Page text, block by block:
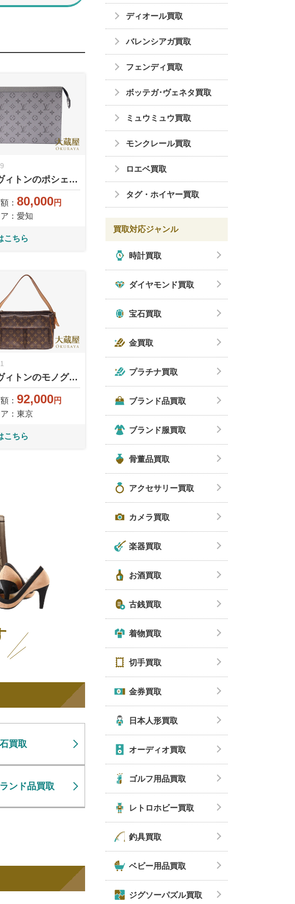
ィトンのポシェ…
： 80,000円
：愛知
こちら
ィトンのモノグ…
： 92,000円
：東京
こちら
買取
ンド品買取
ディオール買取
バレンシアガ買取
フェンディ買取
ボッテガ･ヴェネタ買取
ミュウミュウ買取
モンクレール買取
ロエベ買取
タグ・ホイヤー買取
買取対応ジャンル
時計買取
ダイヤモンド買取
宝石買取
金買取
プラチナ買取
ブランド品買取
ブランド服買取
骨董品買取
アクセサリー買取
カメラ買取
楽器買取
お酒買取
古銭買取
着物買取
切手買取
金券買取
日本人形買取
オーディオ買取
ゴルフ用品買取
レトロホビー買取
釣具買取
ベビー用品買取
ジグソーパズル買取